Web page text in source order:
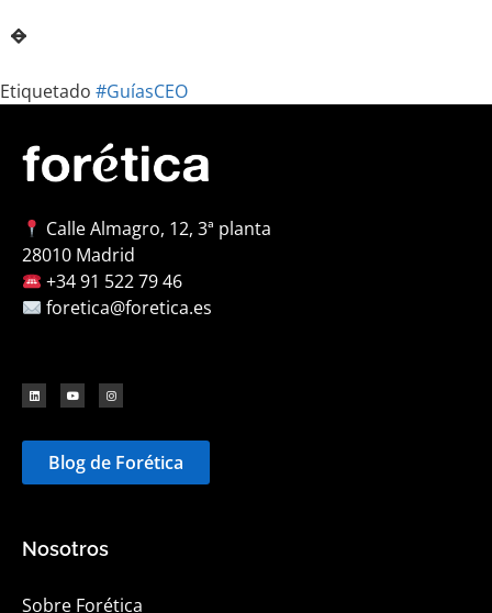
Etiquetado #GuíasCEO
Calle Almagro, 12, 3ª planta
28010 Madrid
+34 91 522 79 46
foretica@foretica.es
Blog de Forética
Nosotros
Sobre Forética